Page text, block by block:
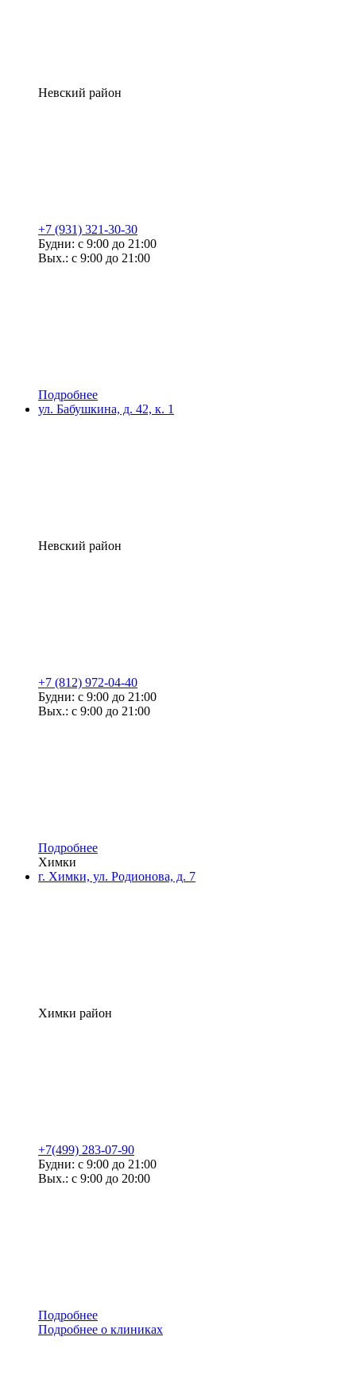
Невский район
+7 (931) 321-30-30
Будни: с 9:00 до 21:00
Вых.: с 9:00 до 21:00
Подробнее
ул. Бабушкина, д. 42, к. 1
Невский район
+7 (812) 972-04-40
Будни: с 9:00 до 21:00
Вых.: с 9:00 до 21:00
Подробнее
Химки
г. Химки, ул. Родионова, д. 7
Химки район
+7(499) 283-07-90
Будни: с 9:00 до 21:00
Вых.: с 9:00 до 20:00
Подробнее
Подробнее о клиниках